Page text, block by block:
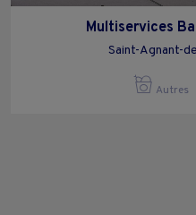
Multiservices
Saint-Agnant-
Autres